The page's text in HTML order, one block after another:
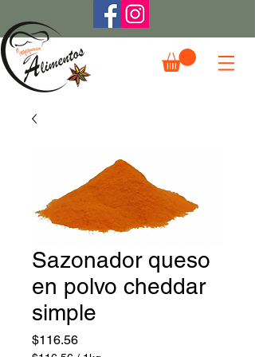
Sazonador queso
en polvo cheddar
simple
$116.56Precio